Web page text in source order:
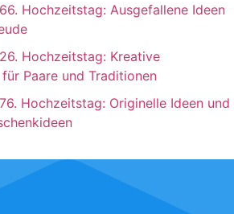
Hochzeitstag: Ausgefallene Ideen
Hochzeitstag: Kreative
Paare und Traditionen
Hochzeitstag: Originelle Ideen und